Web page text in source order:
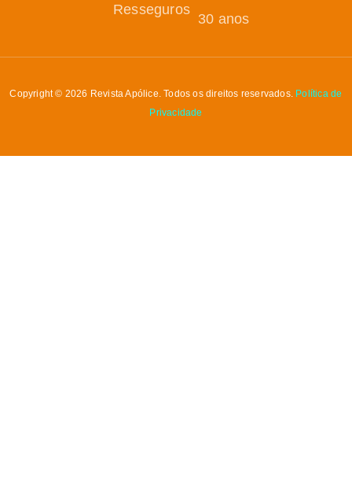
Resseguros
30 anos
Copyright © 2026 Revista Apólice. Todos os direitos reservados. Política de
Privacidade